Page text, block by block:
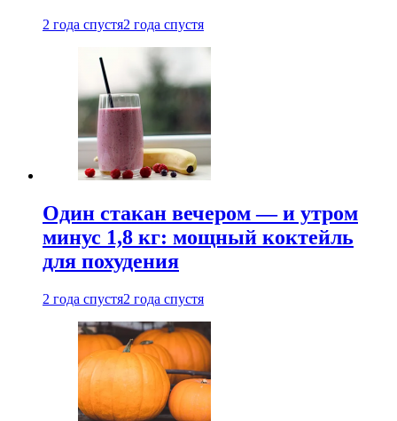
2 года спустя2 года спустя
Один стакан вечером — и утром
минус 1,8 кг: мощный коктейль
для похудения
2 года спустя2 года спустя